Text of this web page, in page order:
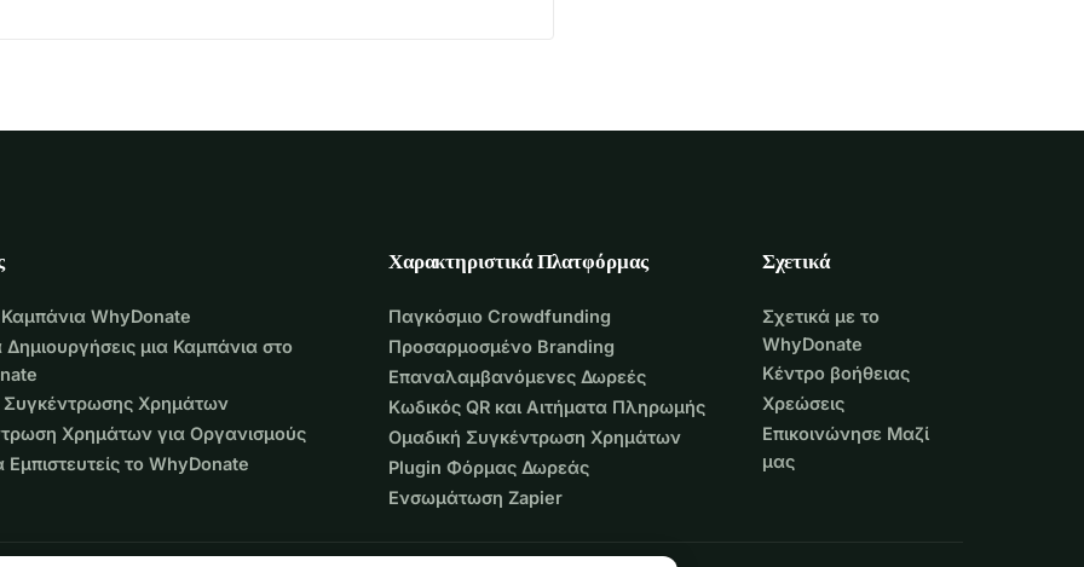
Καμπάνια WhyDonate
μια Καμπάνια στο
Συγκέντρωσης Χρημάτων
Χρημάτων για Οργανισμούς
Εμπιστευτείς το WhyDonate
Χαρακτηριστικά Πλατφόρμας
Παγκόσμιο Crowdfunding
Προσαρμοσμένο Branding
Επαναλαμβανόμενες Δωρεές
Κωδικός QR και Αιτήματα Πληρωμής
Ομαδική Συγκέντρωση Χρημάτων
Plugin Φόρμας Δωρεάς
Ενσωμάτωση Zapier
Σχετικά
Σχετικά με το
WhyDonate
Κέντρο βοήθειας
Χρεώσεις
Επικοινώνησε Μαζί
μας